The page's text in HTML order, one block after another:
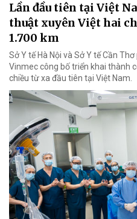
Lần đầu tiên tại Việt
thuật xuyên Việt hai
1.700 km
Sở Y tế Hà Nội và Sở Y tế Cần
Vinmec công bố triển khai thành
chiều từ xa đầu tiên tại Việt Nam.